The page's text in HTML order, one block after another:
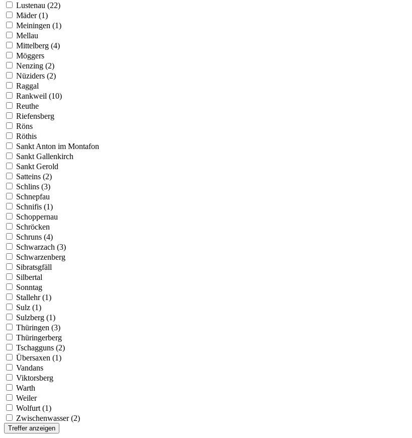
Lustenau (22)
Mäder (1)
Meiningen (1)
Mellau
Mittelberg (4)
Möggers
Nenzing (2)
Nüziders (2)
Raggal
Rankweil (10)
Reuthe
Riefensberg
Röns
Röthis
Sankt Anton im Montafon
Sankt Gallenkirch
Sankt Gerold
Satteins (2)
Schlins (3)
Schnepfau
Schnifis (1)
Schoppernau
Schröcken
Schruns (4)
Schwarzach (3)
Schwarzenberg
Sibratsgfäll
Silbertal
Sonntag
Stallehr (1)
Sulz (1)
Sulzberg (1)
Thüringen (3)
Thüringerberg
Tschagguns (2)
Übersaxen (1)
Vandans
Viktorsberg
Warth
Weiler
Wolfurt (1)
Zwischenwasser (2)
Treffer anzeigen